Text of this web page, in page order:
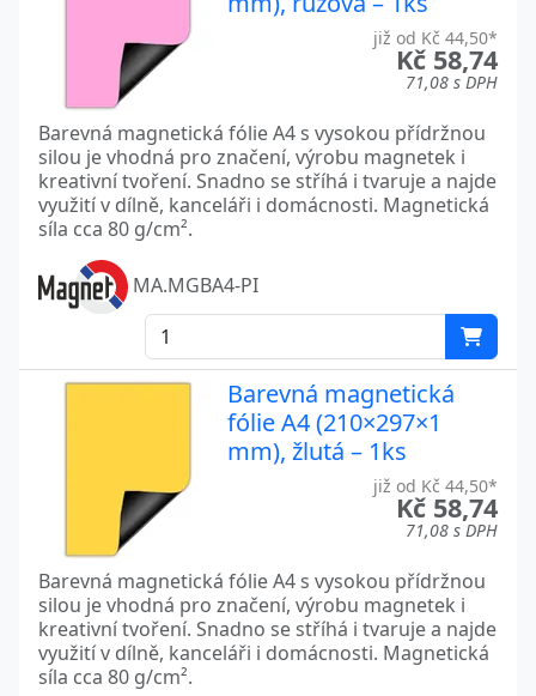
již od Kč 44,50*
Kč 58,74
71,08 s DPH
Barevná magnetická fólie A4 s vysokou přídržnou
silou je vhodná pro značení, výrobu magnetek i
kreativní tvoření. Snadno se stříhá i tvaruje a najde
využití v dílně, kanceláři i domácnosti. Magnetická
síla cca 80 g/cm².
MA.MGBA4-PI
Barevná magnetická
fólie A4 (210×297×1
mm), žlutá – 1ks
již od Kč 44,50*
Kč 58,74
71,08 s DPH
Barevná magnetická fólie A4 s vysokou přídržnou
silou je vhodná pro značení, výrobu magnetek i
kreativní tvoření. Snadno se stříhá i tvaruje a najde
využití v dílně, kanceláři i domácnosti. Magnetická
síla cca 80 g/cm².